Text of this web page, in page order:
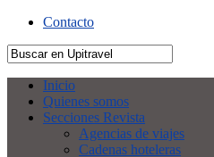
Contacto
Inicio
Quienes somos
Secciones Revista
Agencias de viajes
Cadenas hoteleras